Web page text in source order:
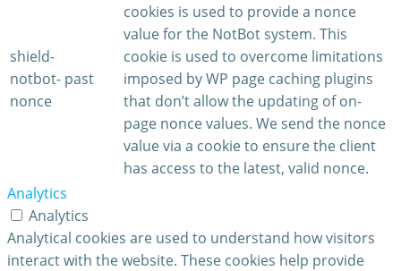
shield-
notbot-
nonce
past
cookies is used to provide a nonce
value for the NotBot system. This
cookie is used to overcome limitations
imposed by WP page caching plugins
that don’t allow the updating of on-
page nonce values. We send the nonce
value via a cookie to ensure the client
has access to the latest, valid nonce.
Analytics
Analytics
Analytical cookies are used to understand how visitors
interact with the website. These cookies help provide